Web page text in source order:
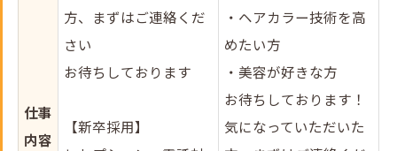
仕事
内容
方、まずはご連絡くだ
さい
お待ちしております
【新卒採用】
・ヘアカラー技術を高
めたい方
・美容が好きな方
お待ちしております！
気になっていただいた